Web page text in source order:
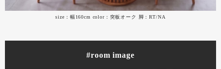
size：幅160cm color：突板オーク 脚：RT/NA
#room image